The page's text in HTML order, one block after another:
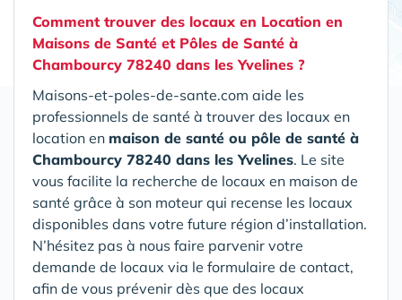
Comment trouver des locaux en Location en
Maisons de Santé et Pôles de Santé à
Chambourcy 78240 dans les Yvelines ?
Maisons-et-poles-de-sante.com aide les
professionnels de santé à trouver des locaux en
location en maison de santé ou pôle de santé à
Chambourcy 78240 dans les Yvelines. Le site
vous facilite la recherche de locaux en maison de
santé grâce à son moteur qui recense les locaux
disponibles dans votre future région d’installation.
N’hésitez pas à nous faire parvenir votre
demande de locaux via le formulaire de contact,
afin de vous prévenir dès que des locaux